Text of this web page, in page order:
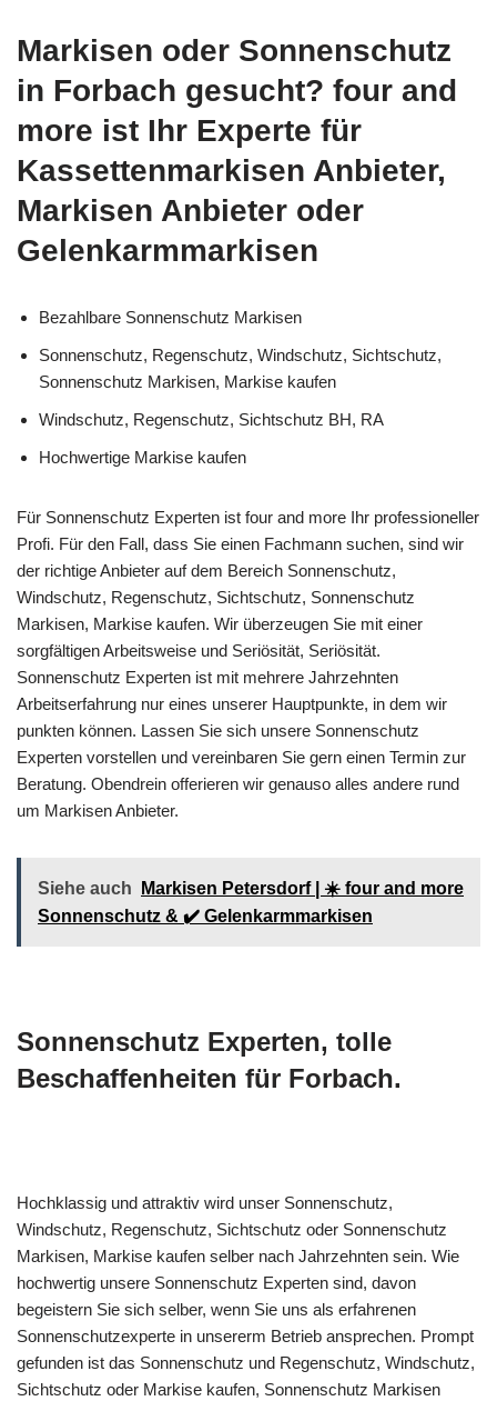
Markisen oder Sonnenschutz
in Forbach gesucht? four and
more ist Ihr Experte für
Kassettenmarkisen Anbieter,
Markisen Anbieter oder
Gelenkarmmarkisen
Bezahlbare Sonnenschutz Markisen
Sonnenschutz, Regenschutz, Windschutz, Sichtschutz,
Sonnenschutz Markisen, Markise kaufen
Windschutz, Regenschutz, Sichtschutz BH, RA
Hochwertige Markise kaufen
Für Sonnenschutz Experten ist four and more Ihr professioneller
Profi. Für den Fall, dass Sie einen Fachmann suchen, sind wir
der richtige Anbieter auf dem Bereich Sonnenschutz,
Windschutz, Regenschutz, Sichtschutz, Sonnenschutz
Markisen, Markise kaufen. Wir überzeugen Sie mit einer
sorgfältigen Arbeitsweise und Seriösität, Seriösität.
Sonnenschutz Experten ist mit mehrere Jahrzehnten
Arbeitserfahrung nur eines unserer Hauptpunkte, in dem wir
punkten können. Lassen Sie sich unsere Sonnenschutz
Experten vorstellen und vereinbaren Sie gern einen Termin zur
Beratung. Obendrein offerieren wir genauso alles andere rund
um Markisen Anbieter.
Siehe auch
Markisen Petersdorf | ☀️ four and more
Sonnenschutz & ✔️ Gelenkarmmarkisen
Sonnenschutz Experten, tolle
Beschaffenheiten für Forbach.
Hochklassig und attraktiv wird unser Sonnenschutz,
Windschutz, Regenschutz, Sichtschutz oder Sonnenschutz
Markisen, Markise kaufen selber nach Jahrzehnten sein. Wie
hochwertig unsere Sonnenschutz Experten sind, davon
begeistern Sie sich selber, wenn Sie uns als erfahrenen
Sonnenschutzexperte in unsererm Betrieb ansprechen. Prompt
gefunden ist das Sonnenschutz und Regenschutz, Windschutz,
Sichtschutz oder Markise kaufen, Sonnenschutz Markisen